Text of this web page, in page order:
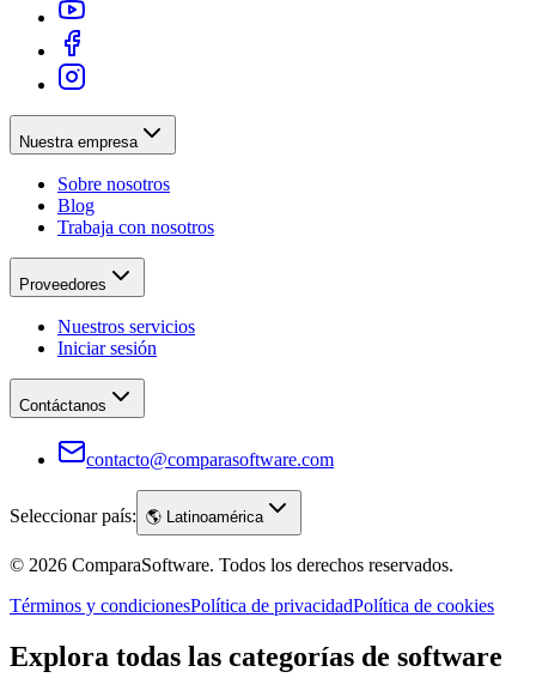
Nuestra empresa
Sobre nosotros
Blog
Trabaja con nosotros
Proveedores
Nuestros servicios
Iniciar sesión
Contáctanos
contacto@comparasoftware.com
Seleccionar país: 🌎 Latinoamérica
© 2026 ComparaSoftware. Todos los derechos reservados.
Términos y condicionesPolítica de privacidadPolítica de cookies
Explora todas las categorías de software